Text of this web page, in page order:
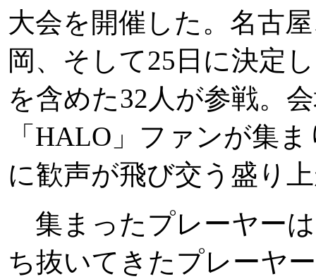
大会を開催した。名古
岡、そして25日に決定
を含めた32人が参戦。
「HALO」ファンが集
に歓声が飛び交う盛り
集まったプレーヤー
ち抜いてきたプレーヤ